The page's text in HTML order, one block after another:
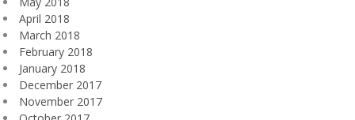
April 2018
March 2018
February 2018
January 2018
December 2017
November 2017